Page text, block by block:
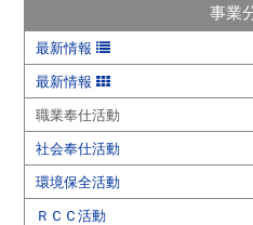
事業
最新情報
最新情報
職業奉仕活動
社会奉仕活動
環境保全活動
ＲＣＣ活動